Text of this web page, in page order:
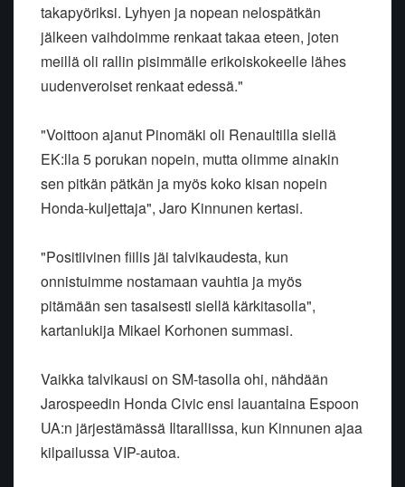
takapyöriksi. Lyhyen ja nopean nelospätkän
jälkeen vaihdoimme renkaat takaa eteen, joten
meillä oli rallin pisimmälle erikoiskokeelle lähes
uudenveroiset renkaat edessä."
"Voittoon ajanut Pinomäki oli Renaultilla siellä
EK:lla 5 porukan nopein, mutta olimme ainakin
sen pitkän pätkän ja myös koko kisan nopein
Honda-kuljettaja", Jaro Kinnunen kertasi.
"Positiivinen fiilis jäi talvikaudesta, kun
onnistuimme nostamaan vauhtia ja myös
pitämään sen tasaisesti siellä kärkitasolla",
kartanlukija Mikael Korhonen summasi.
Vaikka talvikausi on SM-tasolla ohi, nähdään
Jarospeedin Honda Civic ensi lauantaina Espoon
UA:n järjestämässä Iltarallissa, kun Kinnunen ajaa
kilpailussa VIP-autoa.